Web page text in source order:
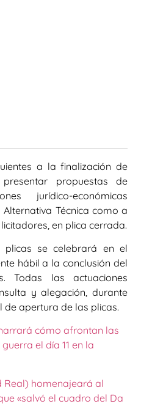
a la finalización de
propuestas de
jurídico-económicas
Técnica como a
en plica cerrada.
se celebrará en el
hábil a la conclusión del
Todas las actuaciones
y alegación, durante
de apertura de las plicas.
cómo afrontan las
el día 11 en la
Real) homenajeará al
«salvó el cuadro del Da